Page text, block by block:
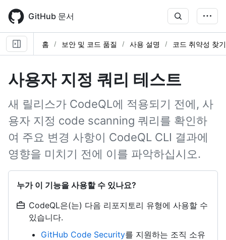
main
content
GitHub 문서
홈 보안 및 코드 품질 사용 설명 코드 취약성 찾
사용자 지정 쿼리 테스트
새 릴리스가 CodeQL에 적용되기 전에, 사
용자 지정 code scanning 쿼리를 확인하
여 주요 변경 사항이 CodeQL CLI 결과에
영향을 미치기 전에 이를 파악하십시오.
누가 이 기능을 사용할 수 있나요?
CodeQL은(는) 다음 리포지토리 유형에 사용할 수
있습니다.
GitHub Code Security를 지원하는 조직 소유